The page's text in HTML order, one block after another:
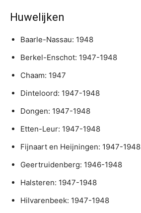
Huwelijken
Baarle-Nassau: 1948
Berkel-Enschot: 1947-1948
Chaam: 1947
Dinteloord: 1947-1948
Dongen: 1947-1948
Etten-Leur: 1947-1948
Fijnaart en Heijningen: 1947-1948
Geertruidenberg: 1946-1948
Halsteren: 1947-1948
Hilvarenbeek: 1947-1948